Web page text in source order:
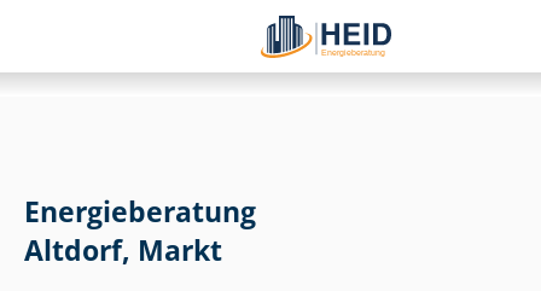
Energieberatung
Altdorf, Markt